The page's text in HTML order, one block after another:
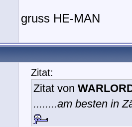
gruss HE-MAN
Zitat:
Zitat von
........am besten in